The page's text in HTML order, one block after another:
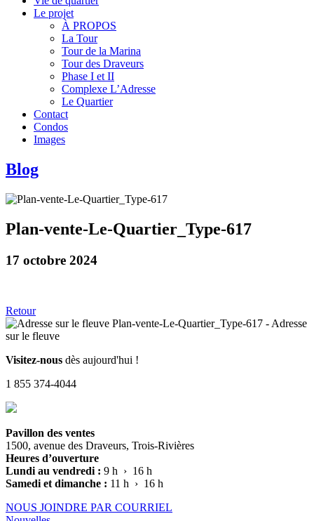
Le projet
À PROPOS
La Tour
Tour de la Marina
Tour des Draveurs
Phase I et II
Complexe L’Adresse
Le Quartier
Contact
Condos
Images
Blog
Plan-vente-Le-Quartier_Type-617
17 octobre 2024
Retour
Visitez-nous dès aujourd'hui !
1 855 374-4044
Pavillon des ventes
1500, avenue des Draveurs, Trois-Rivières
Heures d’ouverture
Lundi au vendredi : 9 h › 16 h
Samedi et dimanche : 11 h › 16 h
NOUS JOINDRE PAR COURRIEL